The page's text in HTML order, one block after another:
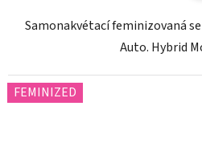
Samonakvétací feminizovaná
Auto. Hybrid
FEMINIZED